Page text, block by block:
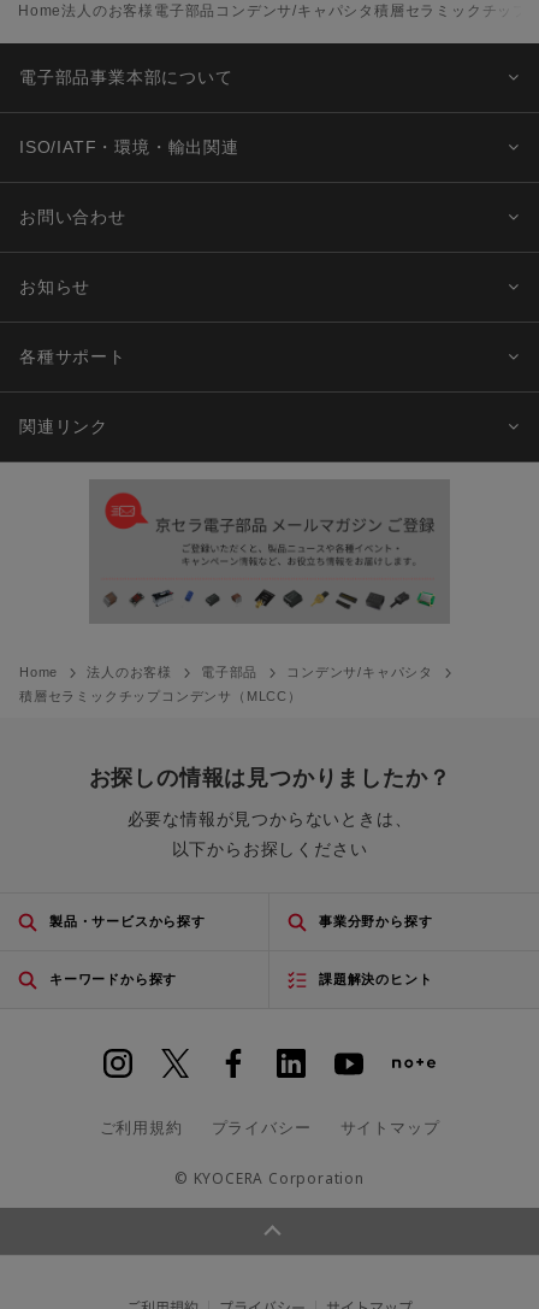
Home法人のお客様 電子部品 コンデンサ/キャパシタ積層セラミックチップ
電子部品事業本部について
ISO/IATF・環境・輸出関連
お問い合わせ
お知らせ
各種サポート
関連リンク
Home 法人のお客様 電子部品
コンデンサ/キャパシタ
積層セラミックチップコンデンサ（MLCC）
お探しの情報は見つかりましたか？
必要な情報が見つからないときは、
以下からお探しください
製品・サービスから探す 事業分野から探す
キーワードから探す 課題解決のヒント
ご利用規約 プライバシー サイトマップ
© KYOCERA Corporation